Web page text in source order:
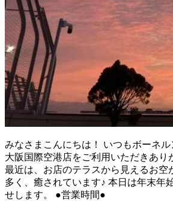
みなさまこんにちは！ いつもボーネ
大阪国際空港店をご利用いただきあり
最近は、お店のテラスから見えるお空
多く、癒されています♪ 本日は年末年
せします。 ●営業時間●